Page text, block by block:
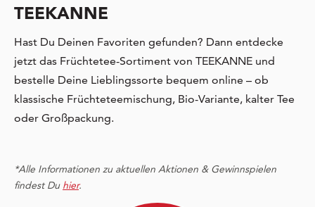
TEEKANNE
Hast Du Deinen Favoriten gefunden? Dann entdecke
jetzt das Früchtetee-Sortiment von TEEKANNE und
bestelle Deine Lieblingssorte bequem online – ob
klassische Früchteteemischung, Bio-Variante, kalter Tee
oder Großpackung.
*Alle Informationen zu aktuellen Aktionen & Gewinnspielen
findest Du hier.